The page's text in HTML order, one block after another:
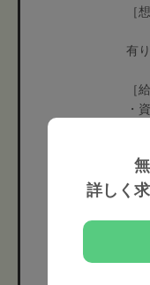
［
※
有り
［
・
・
辺
詳しく